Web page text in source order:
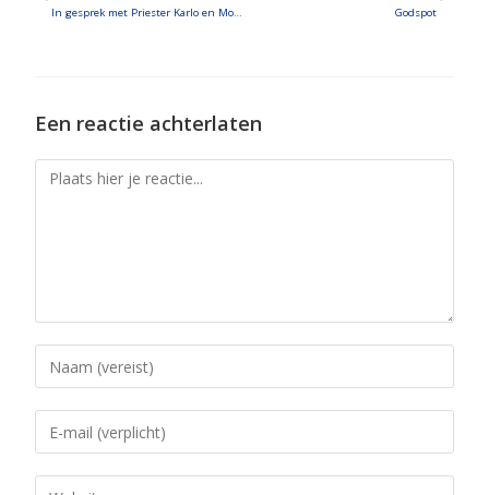
In gesprek met Priester Karlo en Moeder Greta over het gezinsweekend Godspot
Een reactie achterlaten